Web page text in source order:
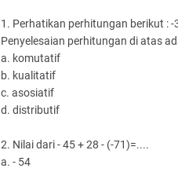
1. Perhatikan perhitungan berikut :-
Penyelesaian perhitungan di atas
a. komutatif
b. kualitatif
c. asosiatif
d. distributif
2. Nilai dari - 45 + 28 - (-71)=....
a. - 54